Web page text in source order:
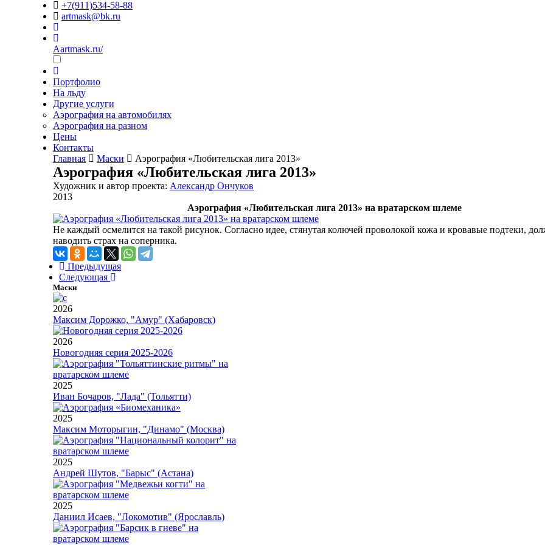
+7(911)534-58-88
artmask@bk.ru
Aartmask.ru/
Портфолио
На льду
Другие услуги
Аэрография на автомобилях
Аэрография на разном
Цены
Контакты
Главная
Маски Аэрография «Любительская лига 2013»
Аэрография «Любительская лига 2013»
Художник и автор проекта: Александр Ончуков
2013
Аэрография «Любительская лига 2013» на вратарском шлеме
Не каждый осмелится на такой рисунок. Согласно идее, стянутая колючей проволокой кожа и кровавые подтеки,
наводить страх на соперника.
Предыдущая
Следующая
Маски
2026
Максим Дорожко, "Амур" (Хабаровск)
2026
Новогодняя серия 2025-2026
2025
Иван Бочаров, "Лада" (Тольятти)
2025
Максим Моторыгин, "Динамо" (Москва)
2025
Андрей Шутов, "Барыс" (Астана)
2025
Даниил Исаев, "Локомотив" (Ярославль)